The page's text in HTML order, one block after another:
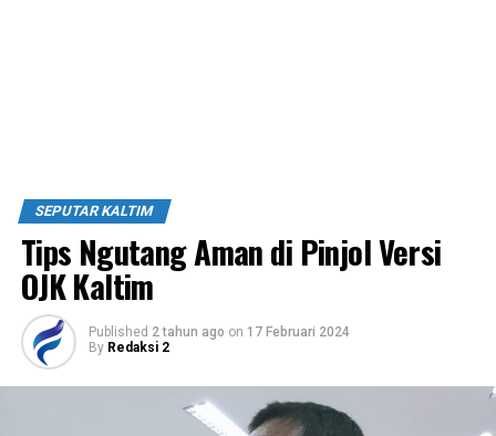
SEPUTAR KALTIM
Tips Ngutang Aman di Pinjol Versi
OJK Kaltim
Published 2 tahun ago on 17 Februari 2024
By Redaksi 2